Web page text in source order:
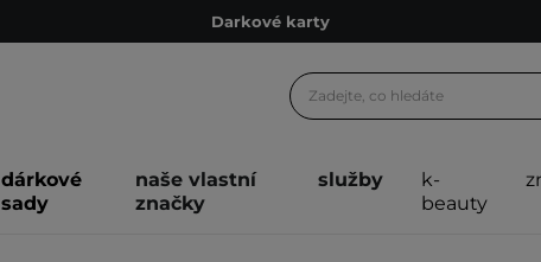
Ekologické balení
Doporučovací Program
Darkové karty
Ekologické balení
dárkové
sady
naše vlastní
značky
služby
k-
beauty